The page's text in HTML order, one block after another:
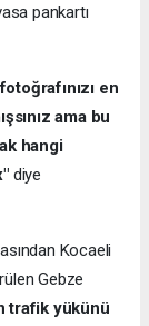
pankartı
en
ama bu
hangi
diye
Kocaeli
Gebze
trafik yükünü